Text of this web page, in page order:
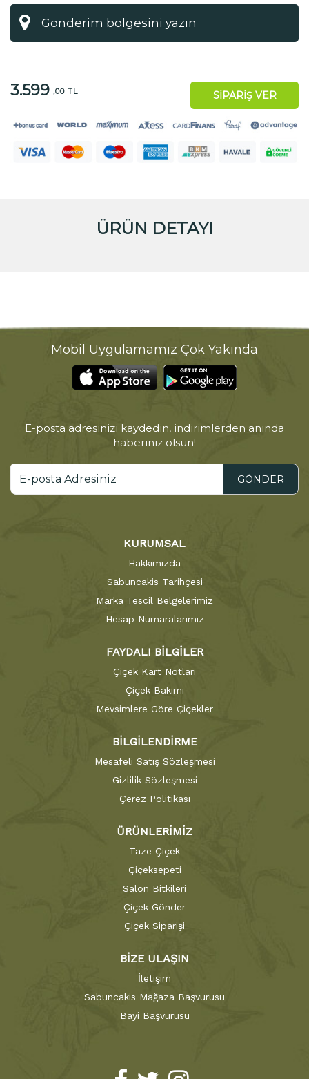
3.599 ,00 TL SİPARİŞ VER
ÜRÜN DETAYI
Mobil Uygulamamız Çok Yakında
E-posta adresinizi kaydedin, indirimlerden anında
haberiniz olsun!
GÖNDER
KURUMSAL
Hakkımızda
Sabuncakis Tarihçesi
Marka Tescil Belgelerimiz
Hesap Numaralarımız
FAYDALI BİLGİLER
Çiçek Kart Notları
Çiçek Bakımı
Mevsimlere Göre Çiçekler
BİLGİLENDİRME
Mesafeli Satış Sözleşmesi
Gizlilik Sözleşmesi
Çerez Politikası
ÜRÜNLERİMİZ
Taze Çiçek
Çiçeksepeti
Salon Bitkileri
Çiçek Gönder
Çiçek Siparişi
BİZE ULAŞIN
İletişim
Sabuncakis Mağaza Başvurusu
Bayi Başvurusu